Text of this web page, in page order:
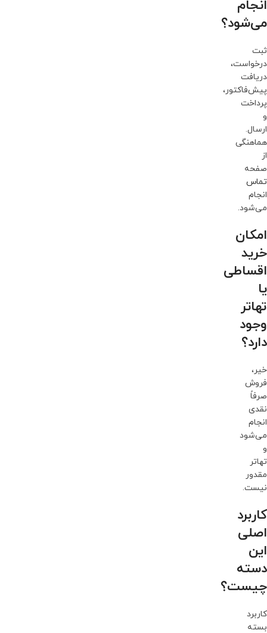
انجام
می‌شود؟
ثبت
درخواست،
دریافت
پیش‌فاکتور،
پرداخت
و
ارسال.
هماهنگی
از
صفحه
تماس
انجام
می‌شود.
امکان
خرید
اقساطی
یا
تهاتر
وجود
دارد؟
خیر،
فروش
صرفاً
نقدی
انجام
می‌شود
و
تهاتر
مقدور
نیست.
کاربرد
اصلی
این
دسته
چیست؟
کاربرد
بسته